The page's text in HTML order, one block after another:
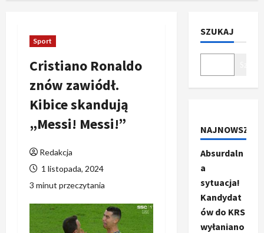
Sport
Cristiano Ronaldo
znów zawiódł.
Kibice skandują
„Messi! Messi!”
Redakcja
1 listopada, 2024
3 minut przeczytania
SZUKAJ
NAJNOWSZE
Absurdaln
a
sytuacja!
Kandydat
ów do KRS
wyłaniano